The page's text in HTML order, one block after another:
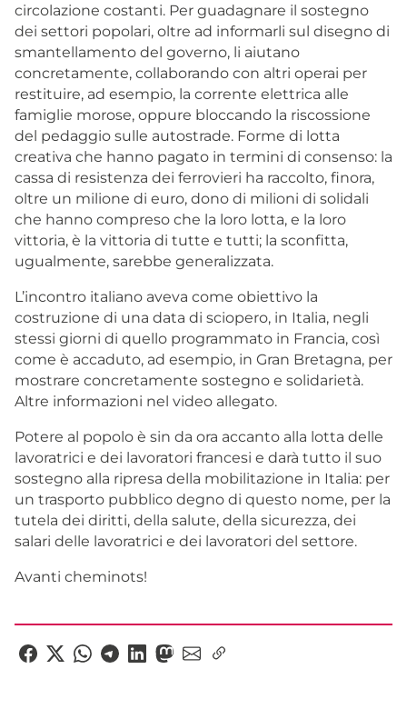
circolazione costanti. Per guadagnare il sostegno
dei settori popolari, oltre ad informarli sul disegno di
smantellamento del governo, li aiutano
concretamente, collaborando con altri operai per
restituire, ad esempio, la corrente elettrica alle
famiglie morose, oppure bloccando la riscossione
del pedaggio sulle autostrade. Forme di lotta
creativa che hanno pagato in termini di consenso: la
cassa di resistenza dei ferrovieri ha raccolto, finora,
oltre un milione di euro, dono di milioni di solidali
che hanno compreso che la loro lotta, e la loro
vittoria, è la vittoria di tutte e tutti; la sconfitta,
ugualmente, sarebbe generalizzata.
L’incontro italiano aveva come obiettivo la
costruzione di una data di sciopero, in Italia, negli
stessi giorni di quello programmato in Francia, così
come è accaduto, ad esempio, in Gran Bretagna, per
mostrare concretamente sostegno e solidarietà.
Altre informazioni nel video allegato.
Potere al popolo è sin da ora accanto alla lotta delle
lavoratrici e dei lavoratori francesi e darà tutto il suo
sostegno alla ripresa della mobilitazione in Italia: per
un trasporto pubblico degno di questo nome, per la
tutela dei diritti, della salute, della sicurezza, dei
salari delle lavoratrici e dei lavoratori del settore.
Avanti cheminots!